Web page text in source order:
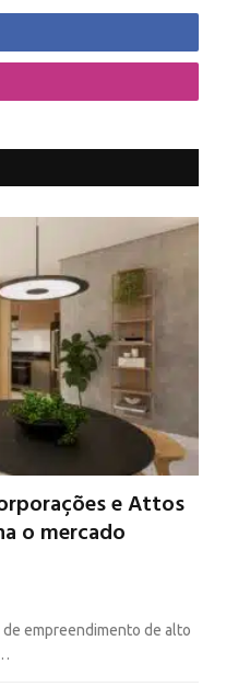
e Attos
o mercado
empreendimento de alto